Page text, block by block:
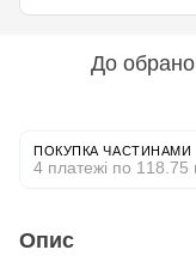
До
ПОКУПКА ЧАСТИНАМИ
4 платежі по 118.75
Опис